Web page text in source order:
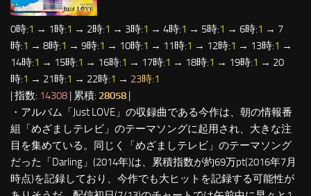
0時:1 → 1時:1 → 2時:1 → 3時:1 → 4時:1 → 5時:1 → 6時:1 → 7
時:1 → 8時:1 → 9時:1 → 10時:1 → 11時:1 → 12時:1 → 13時:1 →
14時:1 → 15時:1 → 16時:1 → 17時:1 → 18時:1 → 19時:1 → 20
時:1 → 21時:1 → 22時:1 → 23時:1
| 指数: 14308 | 累積: 28058 |
・アルバム「Just LOVE」の収録曲である今作は、朝の情報番
組「めざましテレビ」のテーマソングに起用され、大きな注
目を集めている。同じく「めざましテレビ」のテーマソング
だった「Darling」(2014年)は、累積指数が約69万pt(2016年7月
時点)を記録しており、今作でも大ヒットを記録する可能性が